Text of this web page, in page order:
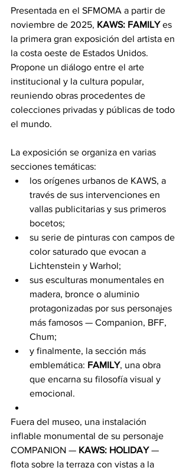
Presentada en el SFMOMA a partir de
noviembre de 2025, KAWS: FAMILY es
la primera gran exposición del artista en
la costa oeste de Estados Unidos.
Propone un diálogo entre el arte
institucional y la cultura popular,
reuniendo obras procedentes de
colecciones privadas y públicas de todo
el mundo.
La exposición se organiza en varias
secciones temáticas:
los orígenes urbanos de KAWS, a
través de sus intervenciones en
vallas publicitarias y sus primeros
bocetos;
su serie de pinturas con campos de
color saturado que evocan a
Lichtenstein y Warhol;
sus esculturas monumentales en
madera, bronce o aluminio
protagonizadas por sus personajes
más famosos — Companion, BFF,
Chum;
y finalmente, la sección más
emblemática: FAMILY, una obra
que encarna su filosofía visual y
emocional.
Fuera del museo, una instalación
inflable monumental de su personaje
COMPANION — KAWS: HOLIDAY —
flota sobre la terraza con vistas a la